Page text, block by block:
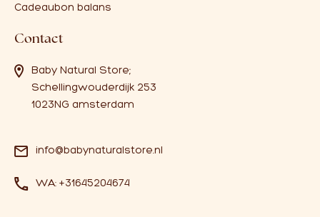
Cadeaubon balans
Contact
Baby Natural Store;
Schellingwouderdijk 253
1023NG amsterdam
info@babynaturalstore.nl
WA: +31645204674